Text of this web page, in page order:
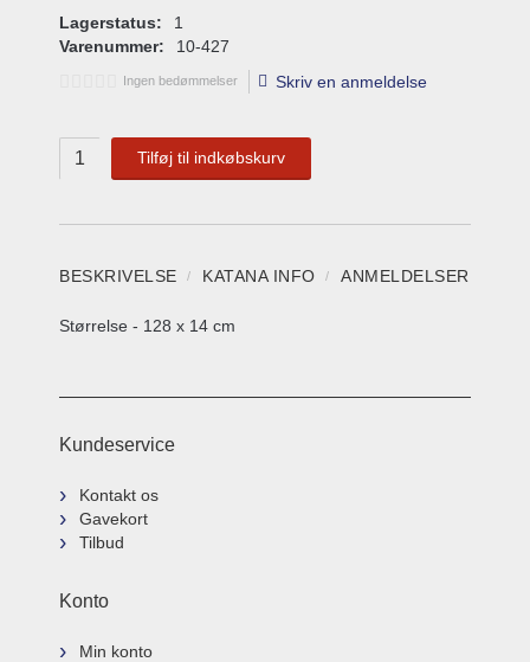
Lagerstatus:
1
Varenummer:
10-427
Ingen bedømmelser Skriv en anmeldelse
Tilføj til indkøbskurv
BESKRIVELSE KATANA INFO ANMELDELSER
Størrelse - 128 x 14 cm
Kundeservice
Kontakt os
Gavekort
Tilbud
Konto
Min konto